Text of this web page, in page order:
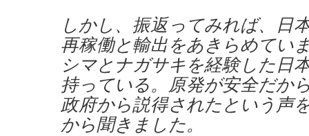
しかし、振返ってみれば、日
再稼働と輸出をあきらめてい
シマとナガサキを経験した日
持っている。原発が安全だか
政府から説得されたという声
から聞きました。